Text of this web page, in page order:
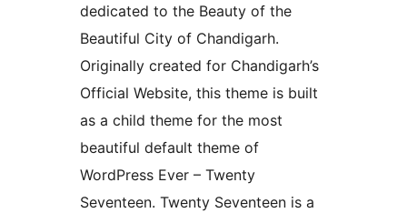
dedicated to the Beauty of the
Beautiful City of Chandigarh.
Originally created for Chandigarh’s
Official Website, this theme is built
as a child theme for the most
beautiful default theme of
WordPress Ever – Twenty
Seventeen. Twenty Seventeen is a